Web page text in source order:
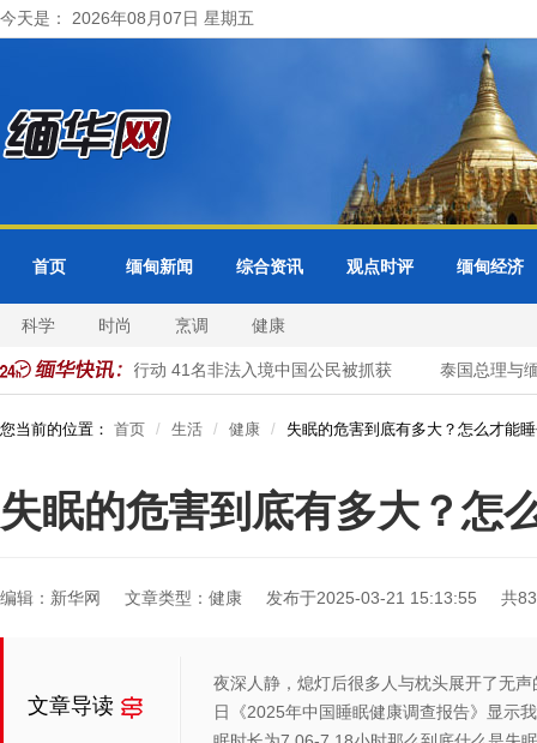
今天是： 2026年08月07日 星期五
首页 缅甸新闻 综合资讯 观点时评 缅甸经济
科学 时尚 烹调 健康
方开展清网行动 41名非法入境中国公民被抓获 泰国总理与缅
您当前的位置： 首页 生活 健康 失眠的危害到底有多大？怎么才能
失眠的危害到底有多大？怎
编辑：新华网 文章类型：健康 发布于2025-03-21 15:13:55 共
文章导读
夜深人静，熄灯后很多人与枕头展开了无
日《2025年中国睡眠健康调查报告》显示